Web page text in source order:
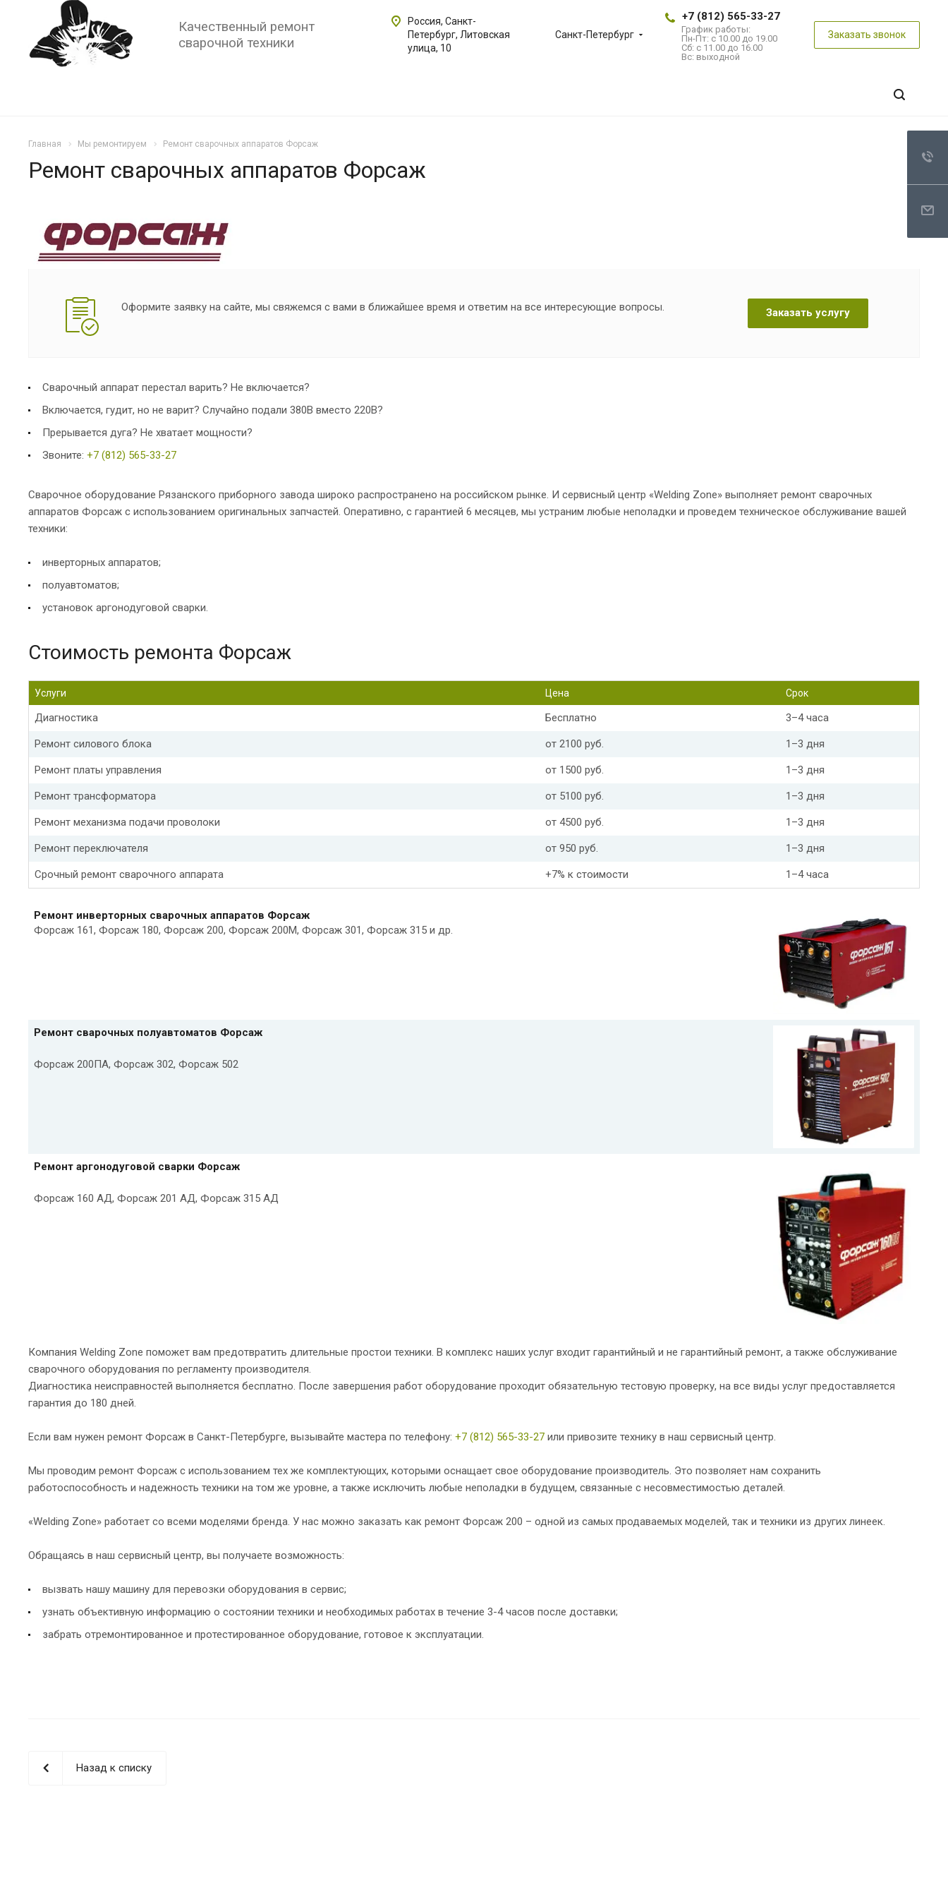
Качественный ремонт
сварочной техники
Санкт-Петербург
+7 (812) 565-33-27
График работы:
Пн-Пт: с 10.00 до 19.00
Сб: с 11.00 до 16.00
Вс: выходной
Заказать звонок
Россия, Санкт-
Петербург, Литовская
улица, 10
Главная Мы ремонтируем Ремонт сварочных аппаратов Форсаж
Ремонт сварочных аппаратов Форсаж
Оформите заявку на сайте, мы свяжемся с вами в ближайшее время и ответим на все интересующие вопросы. Заказать услугу
Сварочный аппарат перестал варить? Не включается?
Включается, гудит, но не варит? Случайно подали 380В вместо 220В?
Прерывается дуга? Не хватает мощности?
Звоните: +7 (812) 565-33-27
Сварочное оборудование Рязанского приборного завода широко распространено на российском рынке. И сервисный центр «Welding Zone» выполняет ремонт сварочных
аппаратов Форсаж с использованием оригинальных запчастей. Оперативно, с гарантией 6 месяцев, мы устраним любые неполадки и проведем техническое обслуживание вашей
техники:
инверторных аппаратов;
полуавтоматов;
установок аргонодуговой сварки.
Стоимость ремонта Форсаж
Услуги Цена Срок
Диагностика Бесплатно 3–4 часа
Ремонт силового блока от 2100 руб. 1–3 дня
Ремонт платы управления от 1500 руб. 1–3 дня
Ремонт трансформатора от 5100 руб. 1–3 дня
Ремонт механизма подачи проволоки от 4500 руб. 1–3 дня
Ремонт переключателя от 950 руб. 1–3 дня
Срочный ремонт сварочного аппарата +7% к стоимости 1–4 часа
Ремонт инверторных сварочных аппаратов Форсаж
Форсаж 161, Форсаж 180, Форсаж 200, Форсаж 200М, Форсаж 301, Форсаж 315 и др.
Ремонт сварочных полуавтоматов Форсаж
Форсаж 200ПА, Форсаж 302, Форсаж 502
Ремонт аргонодуговой сварки Форсаж
Форсаж 160 АД, Форсаж 201 АД, Форсаж 315 АД
Компания Welding Zone поможет вам предотвратить длительные простои техники. В комплекс наших услуг входит гарантийный и не гарантийный ремонт, а также обслуживание
сварочного оборудования по регламенту производителя.
Диагностика неисправностей выполняется бесплатно. После завершения работ оборудование проходит обязательную тестовую проверку, на все виды услуг предоставляется
гарантия до 180 дней.
Если вам нужен ремонт Форсаж в Санкт-Петербурге, вызывайте мастера по телефону: +7 (812) 565-33-27 или привозите технику в наш сервисный центр.
Мы проводим ремонт Форсаж с использованием тех же комплектующих, которыми оснащает свое оборудование производитель. Это позволяет нам сохранить
работоспособность и надежность техники на том же уровне, а также исключить любые неполадки в будущем, связанные с несовместимостью деталей.
«Welding Zone» работает со всеми моделями бренда. У нас можно заказать как ремонт Форсаж 200 – одной из самых продаваемых моделей, так и техники из других линеек.
Обращаясь в наш сервисный центр, вы получаете возможность:
вызвать нашу машину для перевозки оборудования в сервис;
узнать объективную информацию о состоянии техники и необходимых работах в течение 3-4 часов после доставки;
забрать отремонтированное и протестированное оборудование, готовое к эксплуатации.
Назад к списку